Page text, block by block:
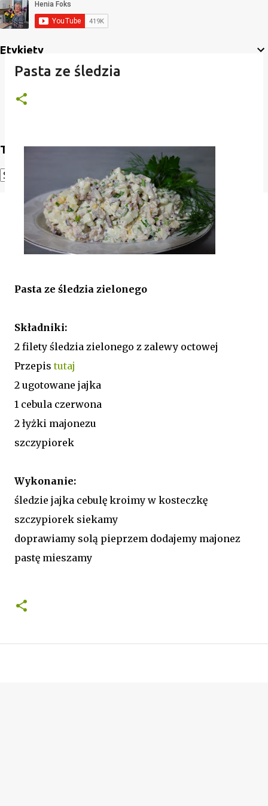
Etykiety
Translate
Powered by Translate
Pasta ze śledzia
Pasta ze śledzia zielonego
Składniki:
2 filety śledzia zielonego z zalewy octowej
Przepistutaj
2 ugotowane jajka
1 cebula czerwona
2 łyżki majonezu
szczypiorek
Wykonanie:
śledzie jajka cebulę kroimy w kosteczkę
szczypiorek siekamy
doprawiamy solą pieprzem dodajemy majonez
pastę mieszamy